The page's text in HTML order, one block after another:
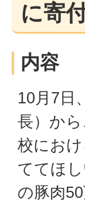
に寄
内容
10月7日
長）か
校にお
ててほ
の豚肉